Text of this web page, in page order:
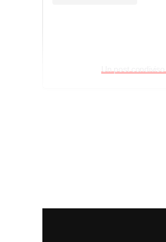
LA PLAYLIST DELLE